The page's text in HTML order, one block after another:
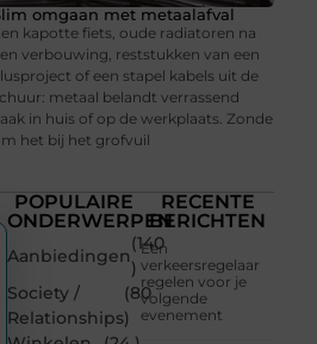
omgaan met metaalafval
kapotte fiets, oude radiatoren na
verbouwing, reststukken van een
of een stapel kabels uit de
metaal belandt verrassend
in huis of op de werkplaats. Zonde
het bij het grofvuil
POPULAIRE
ONDERWERPEN
Aanbiedingen
(140
)
Society /
Relationships
(80
)
RECENTE
BERICHTEN
Een
verkeersregelaar
regelen voor je
volgende
evenement